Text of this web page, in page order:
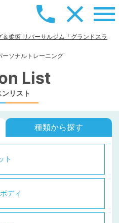
柔術 リバーサルジム「グランドスラ
ーソナルトレーニング
List
ンリスト
種類から探す
ト
ディ